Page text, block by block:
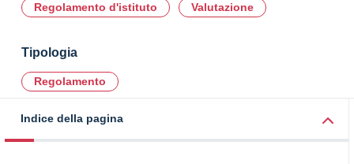
Regolamento d'istituto Valutazione
Tipologia
Regolamento
Indice della pagina